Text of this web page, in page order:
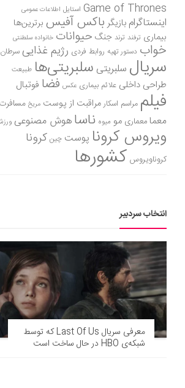
Game of Thrones استایل اطلاعات عمومی
اینستاگرام بازیگر باکس آفیس برترین‌ها
بیماری ترفند ترند جنگ حیوانات خانواده سلطنتی
خواب دستور تهیه روابط فردی رژیم غذاییسرطان
سریال سلبریتی سلبریتی‌ها طبیعت
طراحی داخلی علائم بیماری عکس فضا فوتبال
فیلم مراسم اسکارمراقبت از پوست مریخ مسافرت
معمامعماری مو میوه ناساهوش مصنوعی
ویروس کرونا پوست چین کرونا
کروناویروس کشورها
انتخاب سردبیر
معرفی سریال Last Of Us که توسط
شبکه‌ی HBO در حال ساخت است